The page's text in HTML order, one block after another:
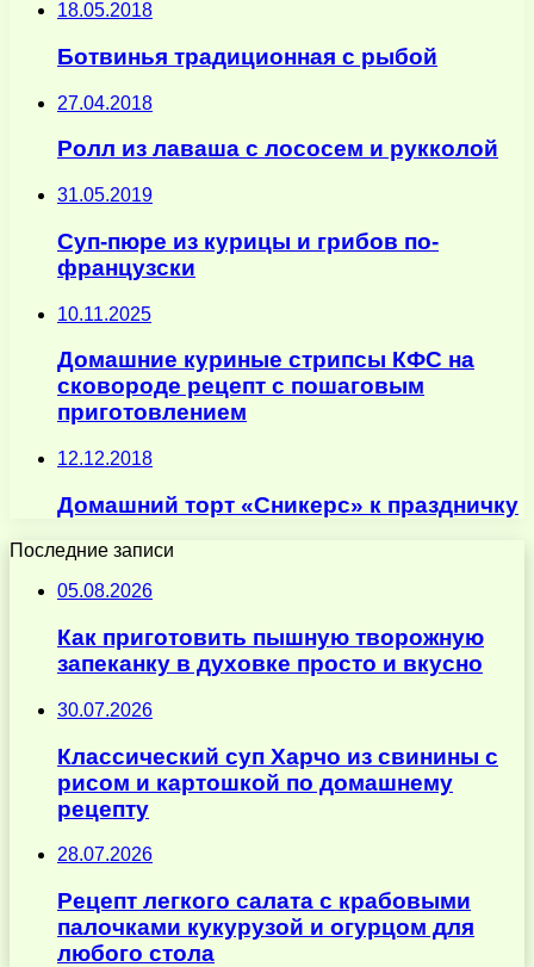
18.05.2018
Ботвинья традиционная с рыбой
27.04.2018
Ролл из лаваша с лососем и рукколой
31.05.2019
Суп-пюре из курицы и грибов по-
французски
10.11.2025
Домашние куриные стрипсы КФС на
сковороде рецепт с пошаговым
приготовлением
12.12.2018
Домашний торт «Сникерс» к праздничку
Последние записи
05.08.2026
Как приготовить пышную творожную
запеканку в духовке просто и вкусно
30.07.2026
Классический суп Харчо из свинины с
рисом и картошкой по домашнему
рецепту
28.07.2026
Рецепт легкого салата с крабовыми
палочками кукурузой и огурцом для
любого стола